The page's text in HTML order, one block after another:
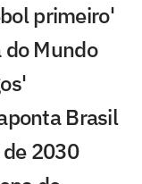
primeiro'
do Mundo
Brasil
2030